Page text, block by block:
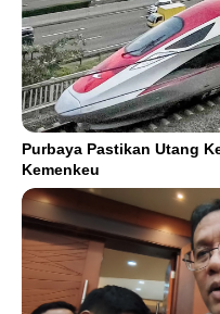
Purbaya Pastikan Utang
Kemenkeu